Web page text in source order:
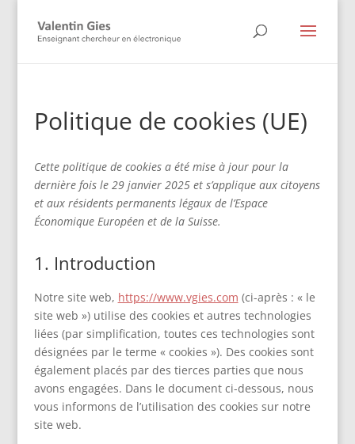
Politique de cookies (UE)
Cette politique de cookies a été mise à jour pour la
dernière fois le 29 janvier 2025 et s’applique aux citoyens
et aux résidents permanents légaux de l’Espace
Économique Européen et de la Suisse.
1. Introduction
Notre site web, https://www.vgies.com (ci-après : « le
site web ») utilise des cookies et autres technologies
liées (par simplification, toutes ces technologies sont
désignées par le terme « cookies »). Des cookies sont
également placés par des tierces parties que nous
avons engagées. Dans le document ci-dessous, nous
vous informons de l’utilisation des cookies sur notre
site web.